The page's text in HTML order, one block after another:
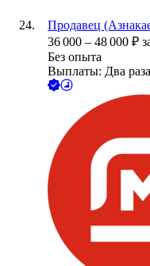
Продавец
36 000 – 48 000 ₽
Без опыта
Выплаты: Два